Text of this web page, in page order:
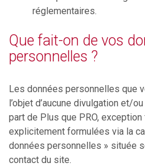
réglementaires.
Que fait-on de vos
personnelles ?
Les données personnelles que
l’objet d’aucune divulgation et/
part de Plus que PRO,
explicitement formulées via la
données personnelles » située
contact du site.